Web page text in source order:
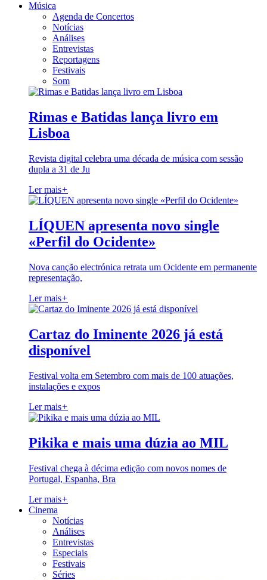
Música
Agenda de Concertos
Notícias
Análises
Entrevistas
Reportagens
Festivais
Som
Rimas e Batidas lança livro em
Lisboa
Revista digital celebra uma década de música com sessão
dupla a 31 de Ju
Ler mais+
LÍQUEN apresenta novo single
«Perfil do Ocidente»
Nova canção electrónica retrata um Ocidente em permanente
representação,
Ler mais+
Cartaz do Iminente 2026 já está
disponível
Festival volta em Setembro com mais de 100 atuações,
instalações e expos
Ler mais+
Pikika e mais uma dúzia ao MIL
Festival chega à décima edição com novos nomes de
Portugal, Espanha, Bra
Ler mais+
Cinema
Notícias
Análises
Entrevistas
Especiais
Festivais
Séries